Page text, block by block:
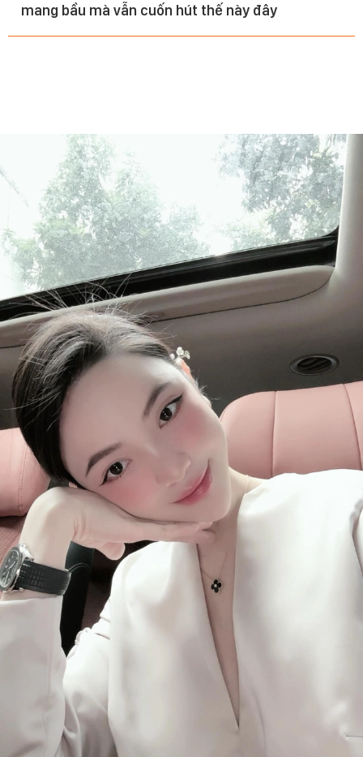
mang bầu mà vẫn cuốn hút thế này đây